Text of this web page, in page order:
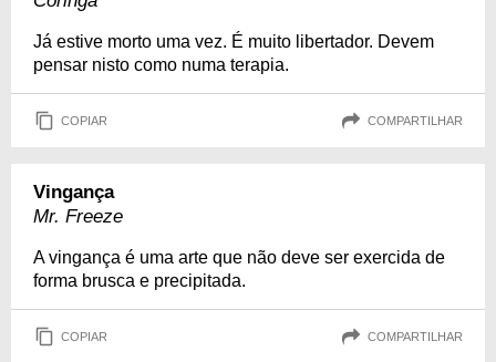
Já estive morto uma vez. É muito libertador. Devem
pensar nisto como numa terapia.
COPIAR COMPARTILHAR
Vingança
Mr. Freeze
A vingança é uma arte que não deve ser exercida de
forma brusca e precipitada.
COPIAR COMPARTILHAR